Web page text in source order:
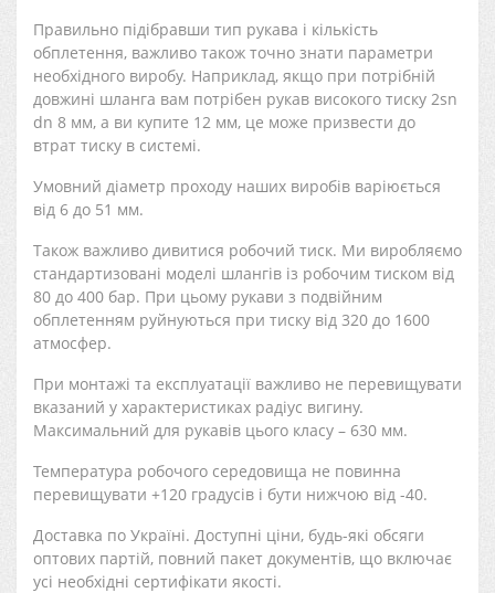
Правильно підібравши тип рукава і кількість
обплетення, важливо також точно знати параметри
необхідного виробу. Наприклад, якщо при потрібній
довжині шланга вам потрібен рукав високого тиску 2sn
dn 8 мм, а ви купите 12 мм, це може призвести до
втрат тиску в системі.
Умовний діаметр проходу наших виробів варіюється
від 6 до 51 мм.
Також важливо дивитися робочий тиск. Ми виробляємо
стандартизовані моделі шлангів із робочим тиском від
80 до 400 бар. При цьому рукави з подвійним
обплетенням руйнуються при тиску від 320 до 1600
атмосфер.
При монтажі та експлуатації важливо не перевищувати
вказаний у характеристиках радіус вигину.
Максимальний для рукавів цього класу – 630 мм.
Температура робочого середовища не повинна
перевищувати +120 градусів і бути нижчою від -40.
Доставка по Україні. Доступні ціни, будь-які обсяги
оптових партій, повний пакет документів, що включає
усі необхідні сертифікати якості.